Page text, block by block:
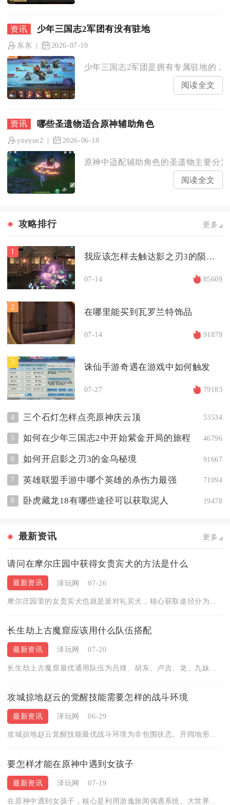
少年三国志2军团有没有驻地
东东 2026-07-10
少年三国志2军团是拥有专属驻地的，
阅读全文
哪些圣遗物适合原神辅助角色
yueyue2 2026-06-18
原神中适配辅助角色的圣遗物主要分
阅读全文
攻略排行 更多
1
我应该怎样去触达影之刃3的陨坑背后
07-14 85609
2
在哪里能买到瓦罗兰特饰品
07-14 91879
3
诛仙手游奇遇在游戏中如何触发
07-27 79183
4 三个石灯怎样点亮原神庆云顶 53534
5 如何在少年三国志2中开始紫金开局的旅程 46796
6 如何开启影之刃3的金乌秘境 91667
7 英雄联盟手游中哪个英雄的杀伤力最强 71094
8 卧虎藏龙18有哪些途径可以获取泥人 19478
最新资讯 更多
请问在摩尔庄园中获得女贵宾犬的方法是什么
最新资讯 泽玩网 07-26
长生劫上古魔窟应该用什么队伍搭配
最新资讯 泽玩网 07-20
攻城掠地赵云的觉醒技能需要怎样的战斗环境
最新资讯 泽玩网 06-29
攻城掠地赵云觉醒技能最优战斗环境为非包围状态、开阔地形、前排...
要怎样才能在原神中遇到女孩子
最新资讯 泽玩网 07-19